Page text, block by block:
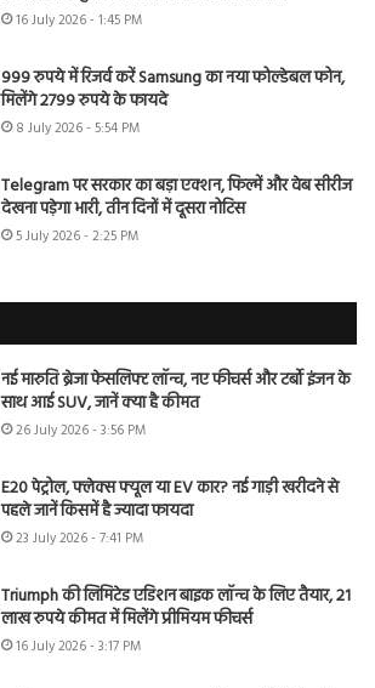
16 July 2026 - 1:45 PM
999 रुपये में रिजर्व करें Samsung का नया फोल्डेबल फोन,
मिलेंगे 2799 रुपये के फायदे
8 July 2026 - 5:54 PM
Telegram पर सरकार का बड़ा एक्शन, फिल्में और वेब सीरीज
देखना पड़ेगा भारी, तीन दिनों में दूसरा नोटिस
5 July 2026 - 2:25 PM
नई मारुति ब्रेजा फेसलिफ्ट लॉन्च, नए फीचर्स और टर्बो इंजन के
साथ आई SUV, जानें क्या है कीमत
26 July 2026 - 3:56 PM
E20 पेट्रोल, फ्लेक्स फ्यूल या EV कार? नई गाड़ी खरीदने से
पहले जानें किसमें है ज्यादा फायदा
23 July 2026 - 7:41 PM
Triumph की लिमिटेड एडिशन बाइक लॉन्च के लिए तैयार, 21
लाख रुपये कीमत में मिलेंगे प्रीमियम फीचर्स
16 July 2026 - 3:17 PM